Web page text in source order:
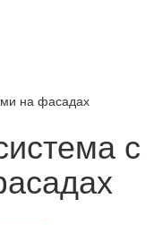
на фасадах
с